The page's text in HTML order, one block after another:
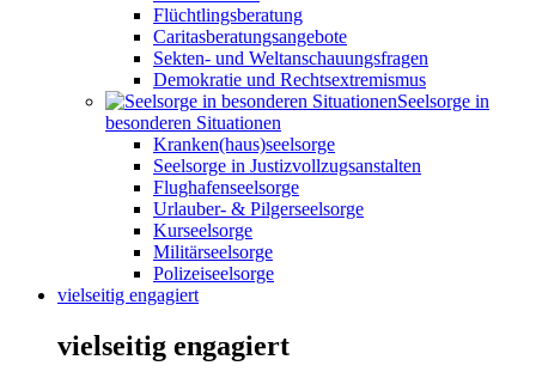
Flüchtlingsberatung
Caritasberatungsangebote
Sekten- und Weltanschauungsfragen
Demokratie und Rechtsextremismus
Seelsorge in
besonderen Situationen
Kranken(haus)seelsorge
Seelsorge in Justizvollzugsanstalten
Flughafenseelsorge
Urlauber- & Pilgerseelsorge
Kurseelsorge
Militärseelsorge
Polizeiseelsorge
vielseitig engagiert
vielseitig engagiert